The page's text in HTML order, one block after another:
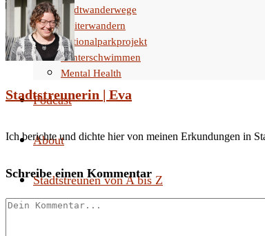
Stadtwanderwege
Weiterwandern
Nationalparkprojekt
Winterschwimmen
Mental Health
Podcast
About
Stadtstreunen von A bis Z
Stadtstreunerin | Eva
Ich berichte und dichte hier von meinen Erkundungen in
Schreibe einen Kommentar